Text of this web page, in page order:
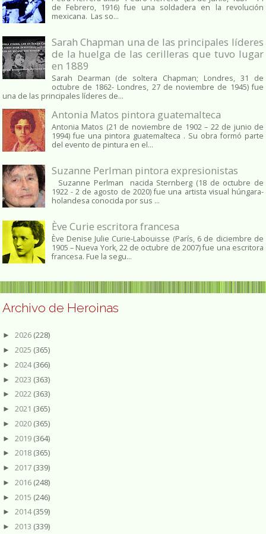
de Febrero, 1916) fue una soldadera en la revolución
mexicana. Las so...
Sarah Chapman una de las principales líderes
de la huelga de las cerilleras que tuvo lugar
en 1889
Sarah Dearman (de soltera Chapman; Londres, 31 de
octubre de 1862​- Londres, 27 de noviembre de 1945)​ fue
una de las principales líderes de...
Antonia Matos pintora guatemalteca
Antonia Matos (21 de noviembre de 1902 – 22 de junio de
1994) fue una pintora guatemalteca . Su obra formó parte
del evento de pintura en el...
Suzanne Perlman pintora expresionistas
Suzanne Perlman nacida Sternberg (18 de octubre de
1922 - 2 de agosto de 2020) fue una artista visual húngara-
holandesa conocida por sus ...
Ève Curie escritora francesa
Ève Denise Julie Curie-Labouisse (París, 6 de diciembre de
1905 – Nueva York, 22 de octubre de 2007) fue una escritora
francesa. Fue la segu...
Archivo de Heroinas
► 2026 (228)
► 2025 (365)
► 2024(366)
► 2023 (363)
► 2022 (363)
► 2021 (365)
► 2020 (365)
► 2019 (364)
► 2018 (365)
► 2017 (339)
► 2016 (248)
► 2015 (246)
► 2014(359)
► 2013 (339)